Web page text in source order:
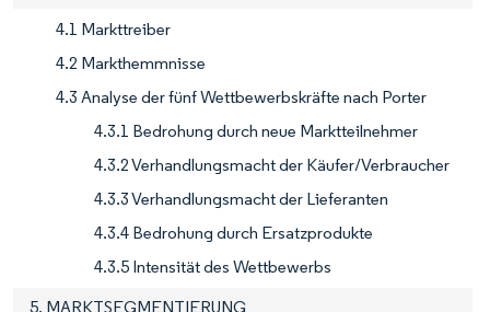
4.1 Markttreiber
4.2 Markthemmnisse
4.3 Analyse der fünf Wettbewerbskräfte nach Porter
4.3.1 Bedrohung durch neue Marktteilnehmer
4.3.2 Verhandlungsmacht der Käufer/Verbraucher
4.3.3 Verhandlungsmacht der Lieferanten
4.3.4 Bedrohung durch Ersatzprodukte
4.3.5 Intensität des Wettbewerbs
5. MARKTSEGMENTIERUNG